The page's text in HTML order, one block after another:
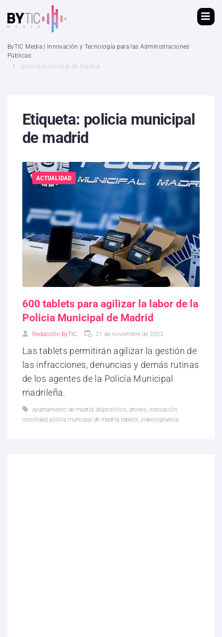
ByTIC Media | Innovación y Tecnología para las Administraciones
Públicas
policia municipal de madrid
Etiqueta: policia municipal
de madrid
ACTUALIDAD
600 tablets para agilizar la labor de la
Policia Municipal de Madrid
Redacción ByTIC 21 de noviembre de 2022
Las tablets permitirán agilizar la gestión de
las infracciones, denuncias y demás rutinas
de los agentes de la Policía Municipal
madrileña.
ayuntamiento de madrid, dispositivos drones innovación
movilidad, policia municipal de madrid, tablets videovigilancia